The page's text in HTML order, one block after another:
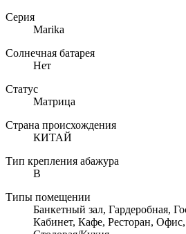
Серия
Marika
Солнечная батарея
Нет
Статус
Матрица
Страна происхождения
КИТАЙ
Тип крепления абажура
B
Типы помещении
Банкетный зал, Гардеробная,
Кабинет, Кафе, Ресторан,